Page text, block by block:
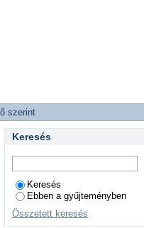
szerint
Keresés
Keresés
Ebben a gyűjteményben
Összetett keresés